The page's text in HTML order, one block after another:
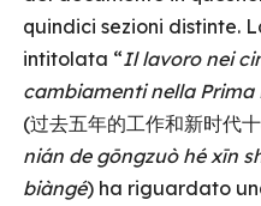
quindici sezioni distinte.
intitolata “Il lavoro nei
cambiamenti nella Prima
(过去五年的工作和新时代
nián de gōngzuò hé xīn
biàngé) ha riguardato